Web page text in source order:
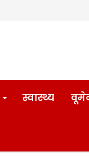
स्वास्थ्य